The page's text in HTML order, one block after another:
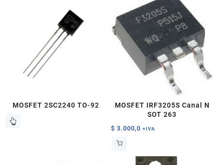
MOSFET 2SC2240 TO-92
MOSFET IRF3205S Canal N
SOT 263
$ 3.000,0 +IVA